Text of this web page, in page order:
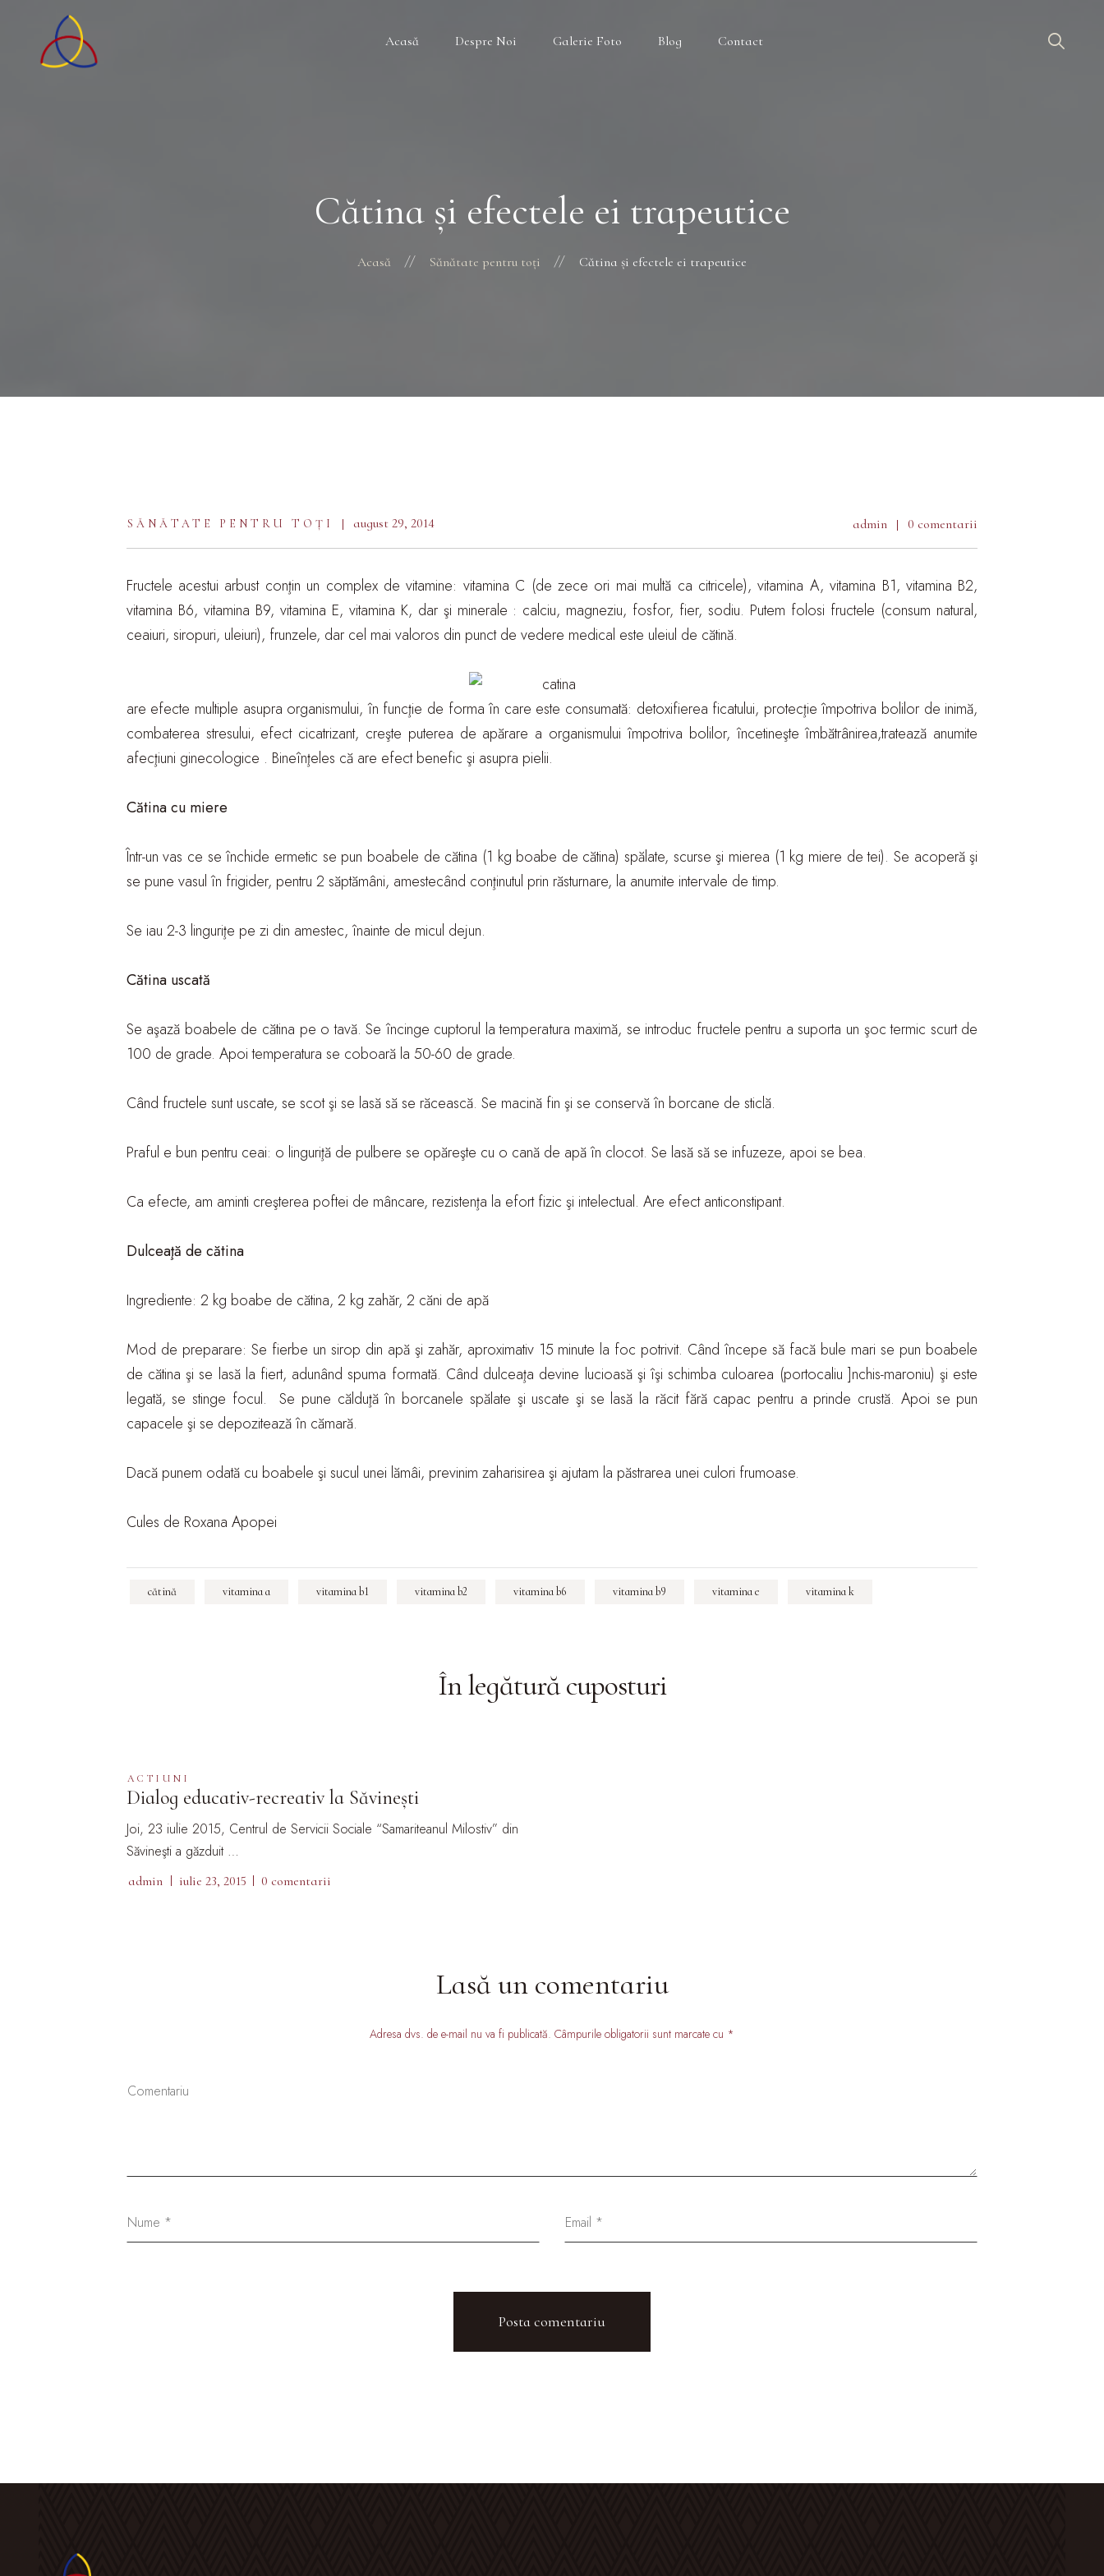
Acasă Despre Noi Galerie Foto Blog Contact
Cătina și efectele ei trapeutice
Acasă Sănătate pentru toți Cătina și efectele ei trapeutice
SĂNĂTATE PENTRU TOȚI august 29, 2014 admin 0 comentarii
Fructele acestui arbust conţin un complex de vitamine: vitamina C (de zece ori mai multă ca citricele), vitamina A, vitamina B1, vitamina B2,
vitamina B6, vitamina B9, vitamina E, vitamina K, dar şi minerale : calciu, magneziu, fosfor, fier, sodiu. Putem folosi fructele (consum natural,
ceaiuri, siropuri, uleiuri), frunzele, dar cel mai valoros din punct de vedere medical este uleiul de cătină.
are efecte multiple asupra organismului, în funcţie de forma în care este consumată: detoxifierea ficatului, protecţie împotriva bolilor de inimă,
combaterea stresului, efect cicatrizant, creşte puterea de apărare a organismului împotriva bolilor, încetineşte îmbătrânirea,tratează anumite
afecţiuni ginecologice . Bineînţeles că are efect benefic şi asupra pielii.
Cătina cu miere
Într-un vas ce se închide ermetic se pun boabele de cătina (1 kg boabe de cătina) spălate, scurse şi mierea (1 kg miere de tei). Se acoperă şi
se pune vasul în frigider, pentru 2 săptămâni, amestecând conţinutul prin răsturnare, la anumite intervale de timp.
Se iau 2-3 linguriţe pe zi din amestec, înainte de micul dejun.
Cătina uscată
Se aşază boabele de cătina pe o tavă. Se încinge cuptorul la temperatura maximă, se introduc fructele pentru a suporta un şoc termic scurt de
100 de grade. Apoi temperatura se coboară la 50-60 de grade.
Când fructele sunt uscate, se scot şi se lasă să se răcească. Se macină fin şi se conservă în borcane de sticlă.
Praful e bun pentru ceai: o linguriţă de pulbere se opăreşte cu o cană de apă în clocot. Se lasă să se infuzeze, apoi se bea.
Ca efecte, am aminti creşterea poftei de mâncare, rezistenţa la efort fizic şi intelectual. Are efect anticonstipant.
Dulceaţă de cătina
Ingrediente: 2 kg boabe de cătina, 2 kg zahăr, 2 căni de apă
Mod de preparare: Se fierbe un sirop din apă şi zahăr, aproximativ 15 minute la foc potrivit. Când începe să facă bule mari se pun boabele
de cătina şi se lasă la fiert, adunând spuma formată. Când dulceaţa devine lucioasă şi îşi schimba culoarea (portocaliu ]nchis-maroniu) şi este
legată, se stinge focul. Se pune călduţă în borcanele spălate şi uscate şi se lasă la răcit fără capac pentru a prinde crustă. Apoi se pun
capacele şi se depozitează în cămară.
Dacă punem odată cu boabele şi sucul unei lămâi, previnim zaharisirea şi ajutam la păstrarea unei culori frumoase.
Cules de Roxana Apopei
cătină vitamina a vitamina b1 vitamina b2 vitamina b6 vitamina b9 vitamina e vitamina k
În legătură cuposturi
ACTIUNI
Dialog educativ-recreativ la Săvinești
Joi, 23 iulie 2015, Centrul de Servicii Sociale “Samariteanul Milostiv” din
Săvineşti a găzduit …
admin iulie 23, 2015 0 comentarii
Lasă un comentariu
Adresa dvs. de e-mail nu va fi publicată. Câmpurile obligatorii sunt marcate cu *